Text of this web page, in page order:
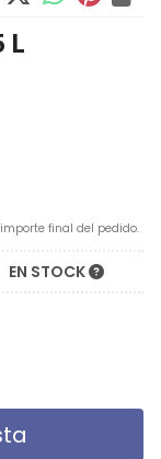
L
final del pedido.
EN STOCK